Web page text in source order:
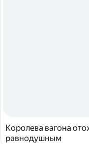
Королева вагона
равнодушным